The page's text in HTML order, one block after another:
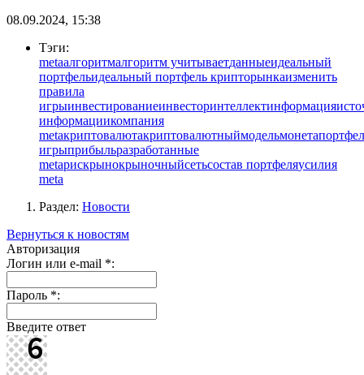
08.09.2024, 15:38
Тэги:
metaалгоритмалгоритм учитываетданныеидеальный
портфельидеальный портфель крипторынкаизменить
правила
игрыинвестированиеинвесторинтеллектинформация
информациикомпания
metaкриптовалютакриптовалютныймодельмонета
игрыприбыльразработанные
metaрискрынокрыночныйсетьсостав портфеляусилия
meta
Раздел: Новости
Вернуться к новостям
Авторизация
Логин или e-mail *:
Пароль *:
Введите ответ